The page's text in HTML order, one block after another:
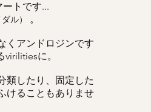
トです...
ル） 。
くアンドロジンです
に。
類したり、固定した
けることもありませ